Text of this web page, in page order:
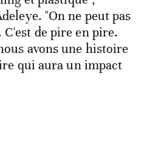
"On ne peut pas
de pire en pire.
avons une histoire
qui aura un impact